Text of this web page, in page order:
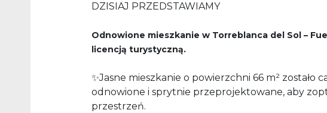
DZISIAJ PRZEDSTAWIAMY
Odnowione mieszkanie w Torreblanca del Sol –
licencją turystyczną.
✨Jasne mieszkanie o powierzchni 66 m² zostało
odnowione i sprytnie przeprojektowane, aby
przestrzeń.